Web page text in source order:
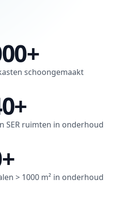
schoongemaakt
SER ruimten in onderhoud
> 1000 m² in onderhoud